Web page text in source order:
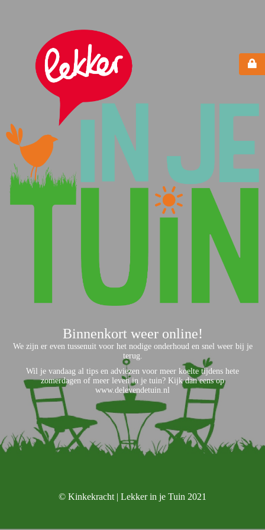
Binnenkort weer online!
We zijn er even tussenuit voor het nodige onderhoud en snel weer bij je
terug.
Wil je vandaag al tips en adviezen voor meer koelte tijdens hete
zomerdagen of meer leven in je tuin? Kijk dan eens op
www.delevendetuin.nl
© Kinkekracht | Lekker in je Tuin 2021